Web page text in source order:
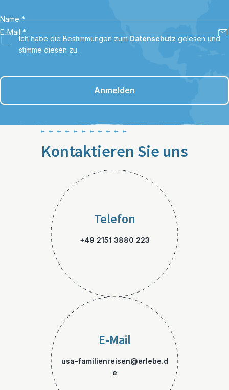
Name *
E-Mail *
Ich habe die Bestimmungen zum Datenschutz gelesen und
stimme diesen zu.
Anmelden
Kontaktieren Sie uns
Telefon
+49 2151 3880 223
E-Mail
usa-familienreisen@erlebe.d
e